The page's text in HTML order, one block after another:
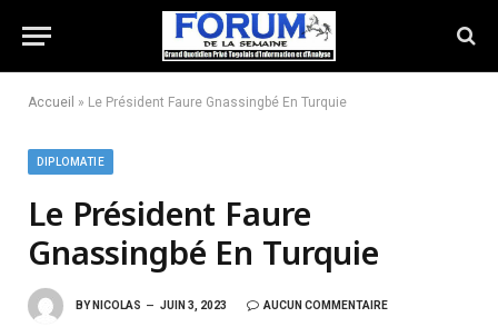
Accueil » Le Président Faure Gnassingbé En Turquie
DIPLOMATIE
Le Président Faure
Gnassingbé En Turquie
BY NICOLAS JUIN 3, 2023 AUCUN COMMENTAIRE